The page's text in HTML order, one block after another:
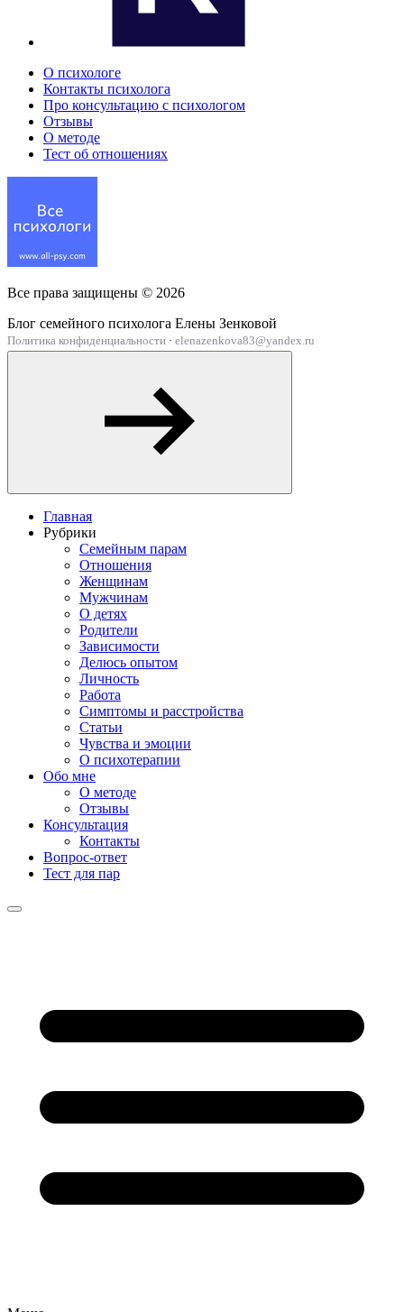
О психологе
Контакты психолога
Про консультацию с психологом
Отзывы
О методе
Тест об отношениях
Все права защищены © 2026
Блог семейного психолога Елены Зенковой
Политика конфиденциальности · elenazenkova83@yandex.ru
Главная
Рубрики
Семейным парам
Отношения
Женщинам
Мужчинам
О детях
Родители
Зависимости
Делюсь опытом
Личность
Работа
Симптомы и расстройства
Статьи
Чувства и эмоции
О психотерапии
Обо мне
О методе
Отзывы
Консультация
Контакты
Вопрос-ответ
Тест для пар